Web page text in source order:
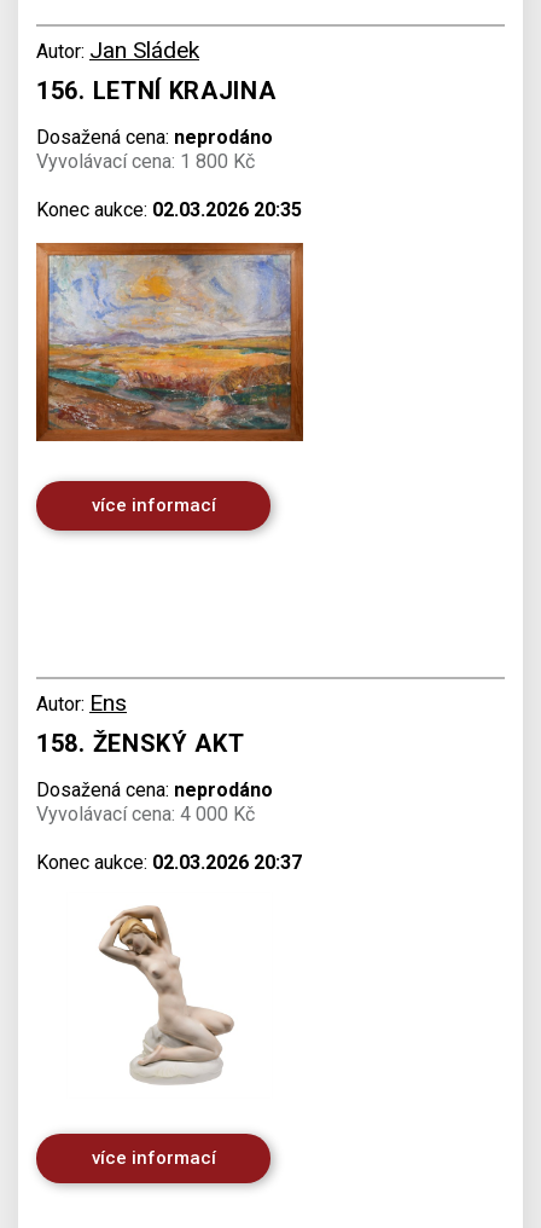
Autor: Jan Sládek
156. LETNÍ KRAJINA
Dosažená cena: neprodáno
Vyvolávací cena: 1 800 Kč
Konec aukce: 02.03.2026 20:35
více informací
Autor: Ens
158. ŽENSKÝ AKT
Dosažená cena: neprodáno
Vyvolávací cena: 4 000 Kč
Konec aukce: 02.03.2026 20:37
více informací